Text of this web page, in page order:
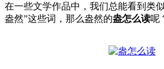
在一些文学作品中，我们总能看到类
盎然”这些词，那么盎然的盎怎么读呢